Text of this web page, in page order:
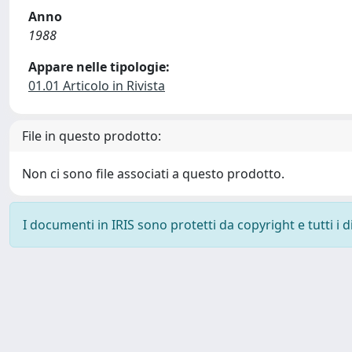
Anno
1988
Appare nelle tipologie:
01.01 Articolo in Rivista
File in questo prodotto:
Non ci sono file associati a questo prodotto.
I documenti in IRIS sono protetti da copyright e tutti i